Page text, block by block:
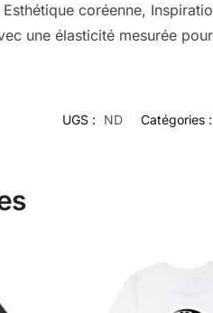
coréenne,
une élasticité mesurée
UGS : ND Catégories :